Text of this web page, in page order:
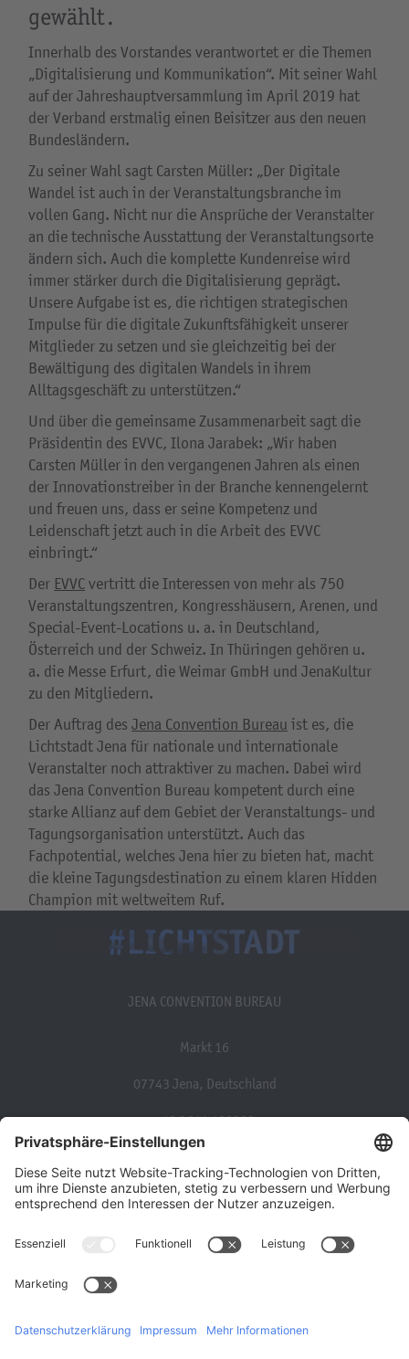
gewählt.
Innerhalb des Vorstandes verantwortet er die Themen
„Digitalisierung und Kommunikation“. Mit seiner Wahl
auf der Jahreshauptversammlung im April 2019 hat
der Verband erstmalig einen Beisitzer aus den neuen
Bundesländern.
Zu seiner Wahl sagt Carsten Müller: „Der Digitale
Wandel ist auch in der Veranstaltungsbranche im
vollen Gang. Nicht nur die Ansprüche der Veranstalter
an die technische Ausstattung der Veranstaltungsorte
ändern sich. Auch die komplette Kundenreise wird
immer stärker durch die Digitalisierung geprägt.
Unsere Aufgabe ist es, die richtigen strategischen
Impulse für die digitale Zukunftsfähigkeit unserer
Mitglieder zu setzen und sie gleichzeitig bei der
Bewältigung des digitalen Wandels in ihrem
Alltagsgeschäft zu unterstützen.“
Und über die gemeinsame Zusammenarbeit sagt die
Präsidentin des EVVC, Ilona Jarabek: „Wir haben
Carsten Müller in den vergangenen Jahren als einen
der Innovationstreiber in der Branche kennengelernt
und freuen uns, dass er seine Kompetenz und
Leidenschaft jetzt auch in die Arbeit des EVVC
einbringt.“
Der EVVC vertritt die Interessen von mehr als 750
Veranstaltungszentren, Kongresshäusern, Arenen, und
Special-Event-Locations u. a. in Deutschland,
Österreich und der Schweiz. In Thüringen gehören u.
a. die Messe Erfurt, die Weimar GmbH und JenaKultur
zu den Mitgliedern.
Der Auftrag desJena Convention Bureau ist es, die
Lichtstadt Jena für nationale und internationale
Veranstalter noch attraktiver zu machen. Dabei wird
das Jena Convention Bureau kompetent durch eine
starke Allianz auf dem Gebiet der Veranstaltungs- und
Tagungsorganisation unterstützt. Auch das
Fachpotential, welches Jena hier zu bieten hat, macht
die kleine Tagungsdestination zu einem klaren Hidden
Champion mit weltweitem Ruf.
JENA CONVENTION BUREAU
Markt 16
07743 Jena, Deutschland
+49 3641 498333